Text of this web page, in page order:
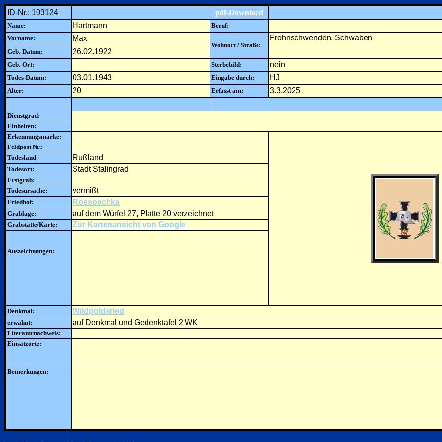
ID-Nr.: 103124 pdf-Download
Name: Hartmann
Beruf:
Vorname:
Max
Wohnort / Straße:
Frohnschwenden, Schwaben
Geb.-Datum: 26.02.1922
Geb.-Ort: Sterbebild: nein
Todes-Datum: 03.01.1943 Eingabe durch: HJ
Alter: 20 Erfasst am: 3.3.2025
Dienstgrad:
Einheiten:
Erkennungsmarke:
Feldpost Nr.:
Todesland:
Rußland
Todesort: Stadt Stalingrad
Erstgrab:
Todesursache:
vermißt
Friedhof: Rossoschka
Grablage: auf dem Würfel 27, Platte 20 verzeichnet
Grabstätte/Karte: Zur Kartenansicht von Google
Auszeichnungen:
Denkmal: Wildpoldsried
erwähnt: auf Denkmal und Gedenktafel 2.WK
Literaturnachweis:
Einsatzorte:
Bemerkungen: